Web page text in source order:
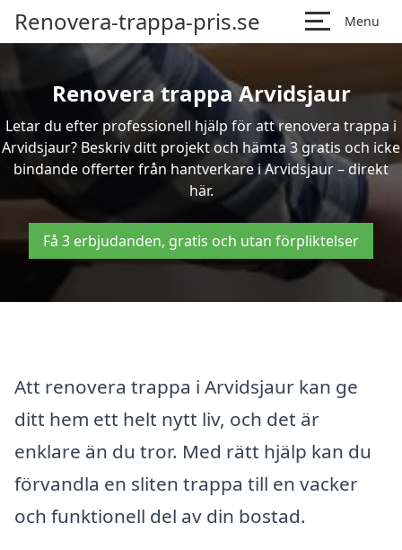
Renovera-trappa-pris.se Menu
Renovera trappa Arvidsjaur
Letar du efter professionell hjälp för att renovera trappa i
Arvidsjaur? Beskriv ditt projekt och hämta 3 gratis och icke
bindande offerter från hantverkare i Arvidsjaur – direkt
här.
Få 3 erbjudanden, gratis och utan förpliktelser
Att renovera trappa i Arvidsjaur kan ge
ditt hem ett helt nytt liv, och det är
enklare än du tror. Med rätt hjälp kan du
förvandla en sliten trappa till en vacker
och funktionell del av din bostad.